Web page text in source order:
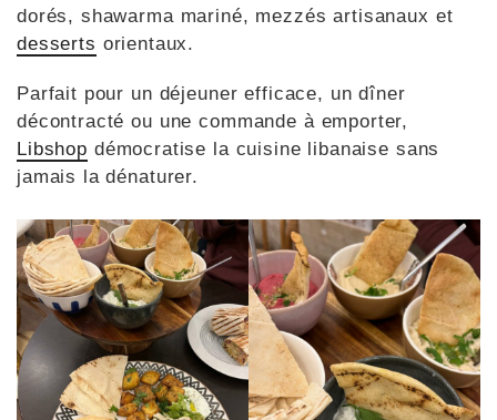
dorés, shawarma mariné, mezzés artisanaux et
desserts orientaux.
Parfait pour un déjeuner efficace, un dîner
décontracté ou une commande à emporter,
Libshop démocratise la cuisine libanaise sans
jamais la dénaturer.